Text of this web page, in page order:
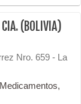
CIA. (BOLIVIA)
Nro. 659 - La